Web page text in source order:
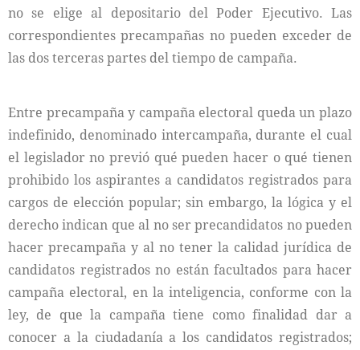
no se elige al depositario del Poder Ejecutivo. Las
correspondientes precampañas no pueden exceder de
las dos terceras partes del tiempo de campaña.
Entre precampaña y campaña electoral queda un plazo
indefinido, denominado intercampaña, durante el cual
el legislador no previó qué pueden hacer o qué tienen
prohibido los aspirantes a candidatos registrados para
cargos de elección popular; sin embargo, la lógica y el
derecho indican que al no ser precandidatos no pueden
hacer precampaña y al no tener la calidad jurídica de
candidatos registrados no están facultados para hacer
campaña electoral, en la inteligencia, conforme con la
ley, de que la campaña tiene como finalidad dar a
conocer a la ciudadanía a los candidatos registrados;